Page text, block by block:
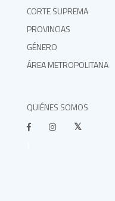
CORTE SUPREMA
PROVINCIAS
GÉNERO
ÁREA METROPOLITANA
QUIÉNES SOMOS